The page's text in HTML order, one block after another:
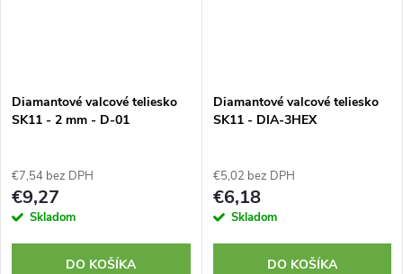
Diamantové valcové teliesko
SK11 - 2 mm - D-01
€7,54 bez DPH
€9,27
Skladom
DO KOŠÍKA
Diamantové valcové teliesko
SK11 - DIA-3HEX
€5,02 bez DPH
€6,18
Skladom
DO KOŠÍKA